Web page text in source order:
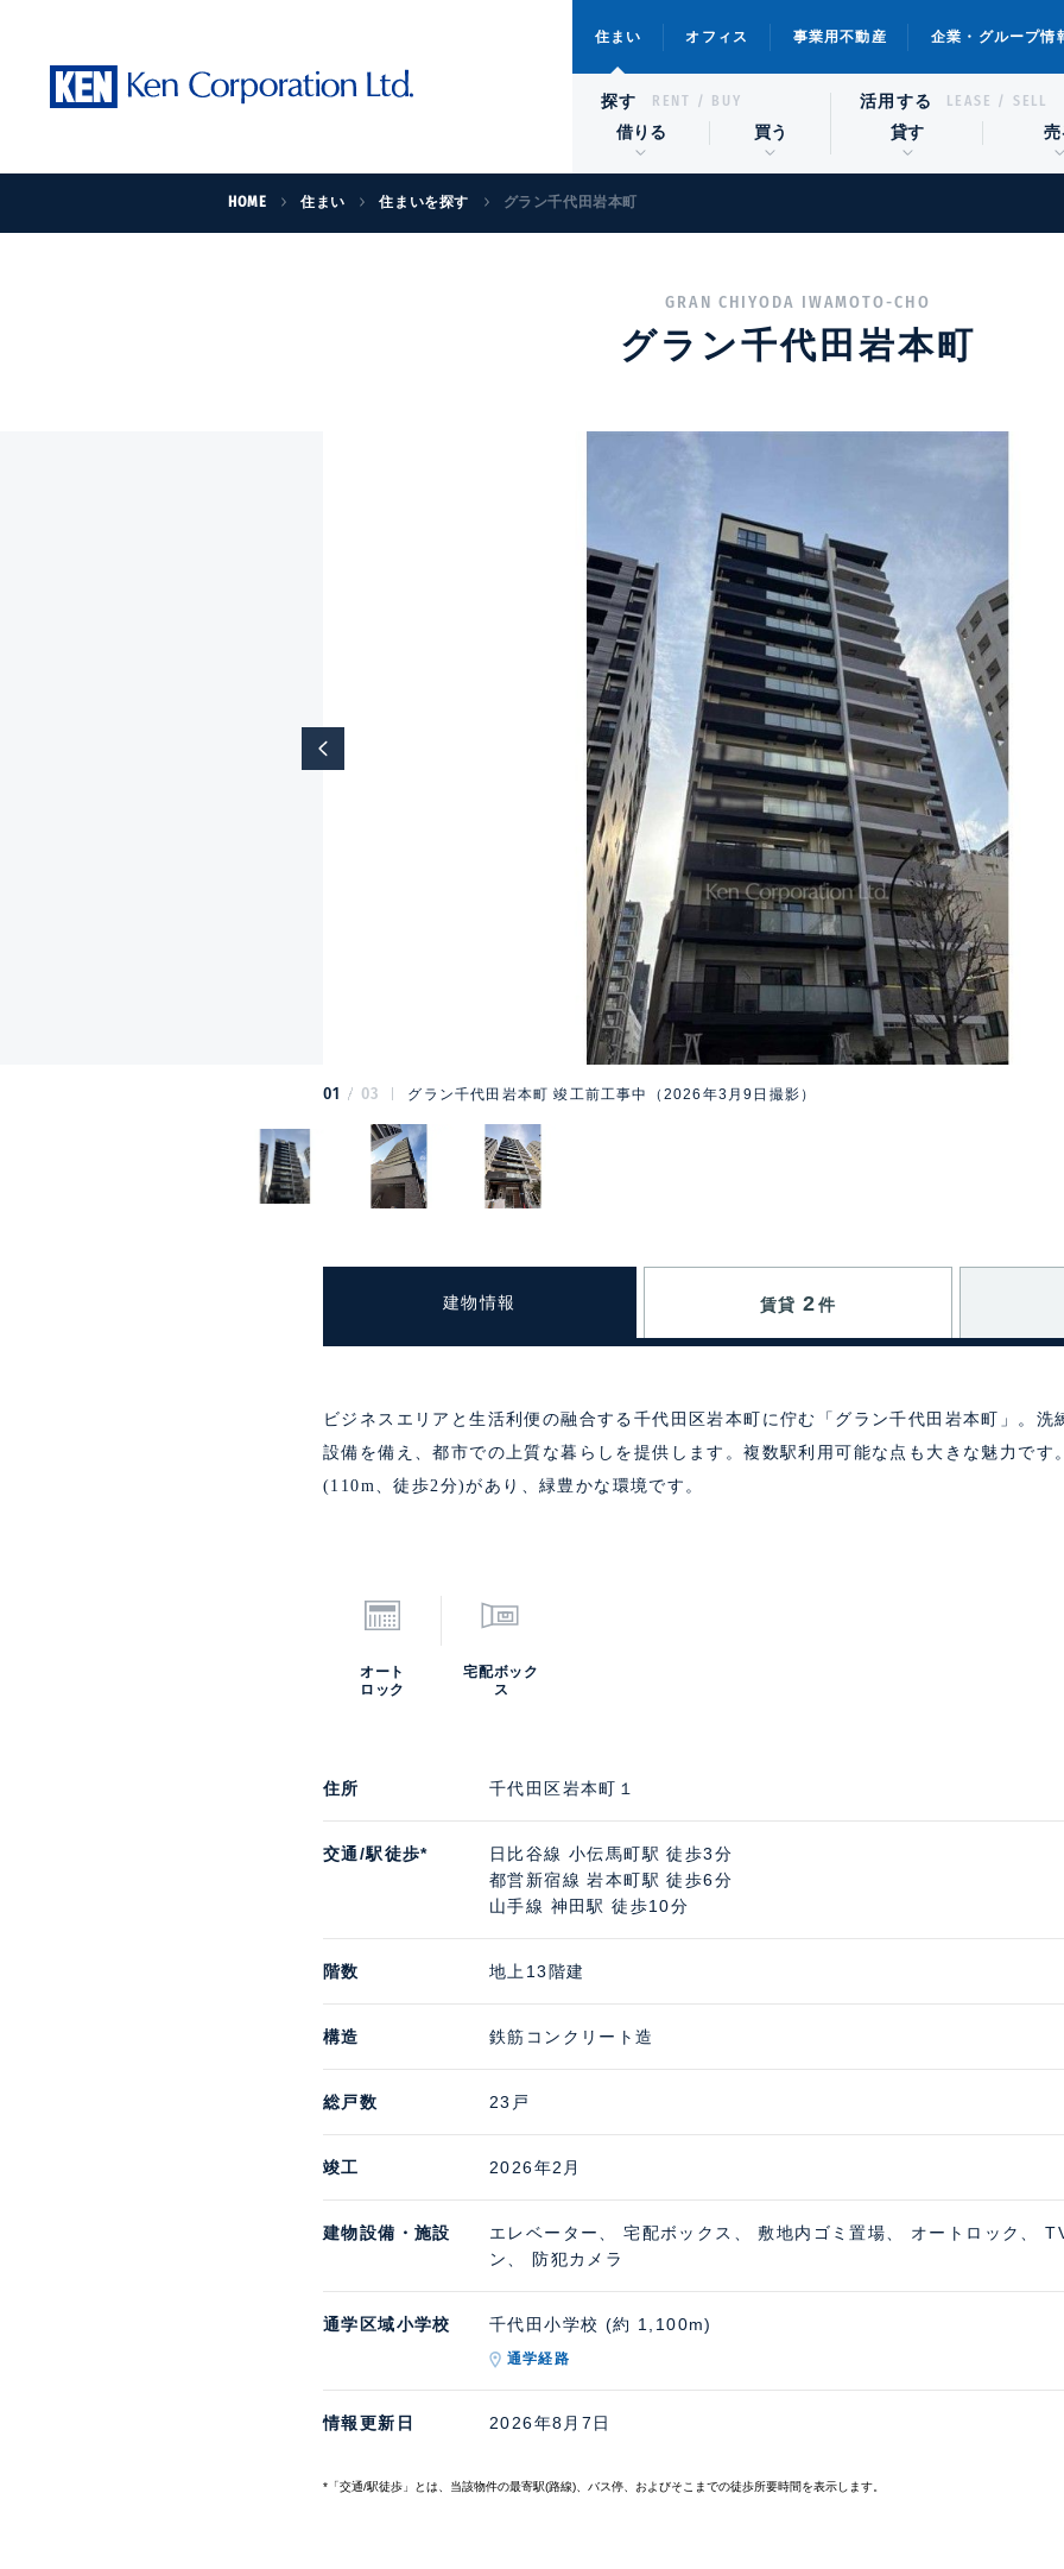
住まい オフィス 事業用不動産 企業・グループ情
探す RENT / BUY
借りる 買う
活用する LEASE / SELL
貸す 売
HOME 住まい 住まいを探す グラン千代田岩本町
GRAN CHIYODA IWAMOTO-CHO
グラン千代田岩本町
01 03 グラン千代田岩本町 竣工前工事中（2026年3月9日撮影）
建物情報 賃貸 2 件
ビジネスエリアと生活利便の融合する千代田区岩本町に佇む「グラン千代田岩本町」。洗
設備を備え、都市での上質な暮らしを提供します。複数駅利用可能な点も大きな魅力です
(110m、徒歩2分)があり、緑豊かな環境です。
オート
ロック
宅配ボック
ス
住所 千代田区岩本町１
交通/駅徒歩*
日比谷線 小伝馬町駅 徒歩3分
都営新宿線 岩本町駅 徒歩6分
山手線 神田駅 徒歩10分
階数 地上13階建
構造 鉄筋コンクリート造
総戸数 23戸
竣工 2026年2月
建物設備・施設
エレベーター、 宅配ボックス、 敷地内ゴミ置場、 オートロック、
ン、 防犯カメラ
通学区域小学校 千代田小学校 (約 1,100m)
通学経路
情報更新日 2026年8月7日
*「交通/駅徒歩」とは、当該物件の最寄駅(路線)、バス停、およびそこまでの徒歩所要時間を表示します。